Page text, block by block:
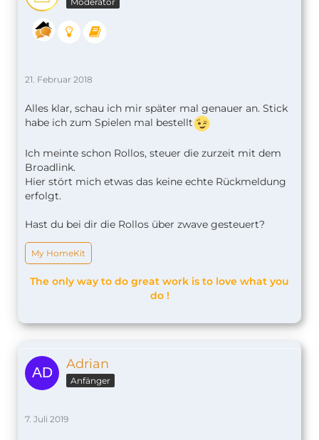
21. Februar 2018
Alles klar, schau ich mir später mal genauer an. Stick
habe ich zum Spielen mal bestellt
Ich meinte schon Rollos, steuer die zurzeit mit dem
Broadlink.
Hier stört mich etwas das keine echte Rückmeldung
erfolgt.
Hast du bei dir die Rollos über zwave gesteuert?
My HomeKit
The only way to do great work is to love what you
do !
Adrian
Anfänger
7. Juli 2019